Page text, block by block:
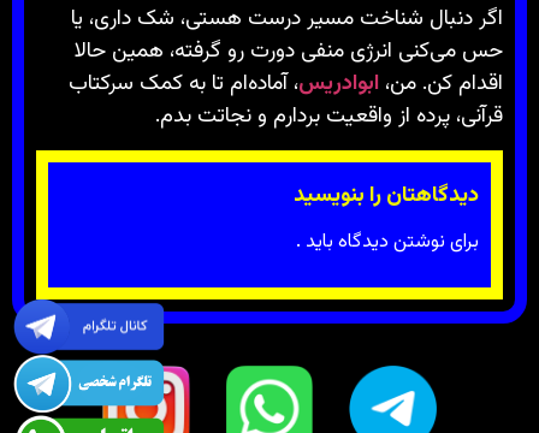
اگر دنبال شناخت مسیر درست هستی، شک داری، یا
حس می‌کنی انرژی منفی دورت رو گرفته، همین حالا
اقدام کن. من، ابوادریس، آماده‌ام تا به کمک سرکتاب
قرآنی، پرده از واقعیت بردارم و نجاتت بدم.
دیدگاهتان را بنویسید
برای نوشتن دیدگاه باید .